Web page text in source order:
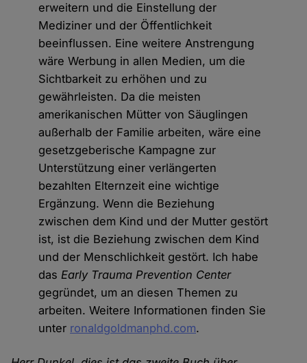
erweitern und die Einstellung der
Mediziner und der Öffentlichkeit
beeinflussen. Eine weitere Anstrengung
wäre Werbung in allen Medien, um die
Sichtbarkeit zu erhöhen und zu
gewährleisten. Da die meisten
amerikanischen Mütter von Säuglingen
außerhalb der Familie arbeiten, wäre eine
gesetzgeberische Kampagne zur
Unterstützung einer verlängerten
bezahlten Elternzeit eine wichtige
Ergänzung. Wenn die Beziehung
zwischen dem Kind und der Mutter gestört
ist, ist die Beziehung zwischen dem Kind
und der Menschlichkeit gestört. Ich habe
dasEarly Trauma Prevention Center
gegründet, um an diesen Themen zu
arbeiten. Weitere Informationen finden Sie
unter ronaldgoldmanphd.com.